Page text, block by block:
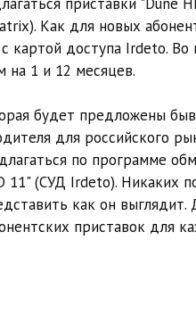
Как для новых
доступа Irdeto. Во
на 1 и 12 месяцев.
будет предложены
для российского
по программе
11" (СУД Irdeto). Никаких
как он
приставок для